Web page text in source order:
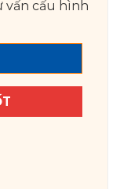
vấn cấu hình